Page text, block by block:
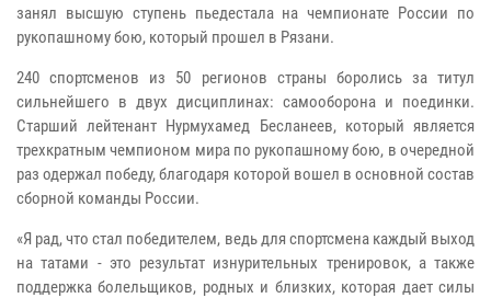
занял высшую ступень пьедестала на чемпионате России по
рукопашному бою, который прошел в Рязани.
240 спортсменов из 50 регионов страны боролись за титул
сильнейшего в двух дисциплинах: самооборона и поединки.
Старший лейтенант Нурмухамед Бесланеев, который является
трехкратным чемпионом мира по рукопашному бою, в очередной
раз одержал победу, благодаря которой вошел в основной состав
сборной команды России.
«Я рад, что стал победителем, ведь для спортсмена каждый выход
на татами - это результат изнурительных тренировок, а также
поддержка болельщиков, родных и близких, которая дает силы